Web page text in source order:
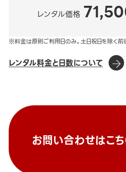
レンタル価格
※料金は原則ご利用日のみ。土日祝日を除く前
レンタル料金と日数について
お問い合わせはこ